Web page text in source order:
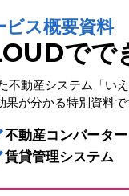
ビス概要資料
でで
不動産システム「いえ
果が分かる特別資料で
不動産コンバーター
賃貸管理システム